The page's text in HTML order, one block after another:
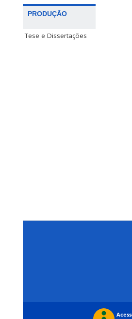
PRODUÇÃO
Tese e Dissertações